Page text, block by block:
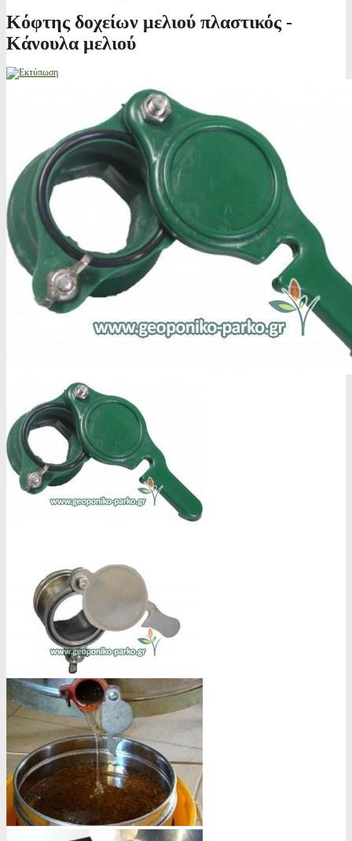
Κόφτης δοχείων μελιού πλαστικός -
Κάνουλα μελιού